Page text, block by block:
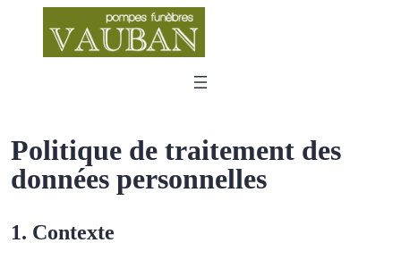
Politique de traitement des
données personnelles
1. Contexte